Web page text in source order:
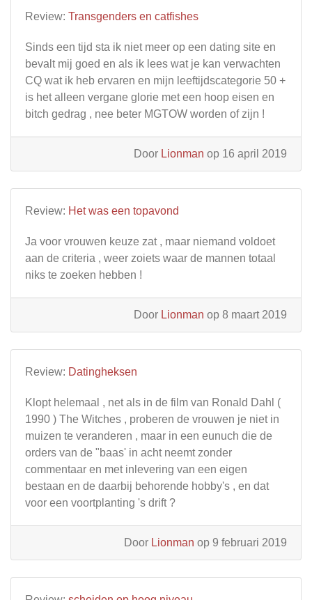
Review: Transgenders en catfishes
Sinds een tijd sta ik niet meer op een dating site en
bevalt mij goed en als ik lees wat je kan verwachten
CQ wat ik heb ervaren en mijn leeftijdscategorie 50 +
is het alleen vergane glorie met een hoop eisen en
bitch gedrag , nee beter MGTOW worden of zijn !
Door Lionman op 16 april 2019
Review: Het was een topavond
Ja voor vrouwen keuze zat , maar niemand voldoet
aan de criteria , weer zoiets waar de mannen totaal
niks te zoeken hebben !
Door Lionman op 8 maart 2019
Review: Datingheksen
Klopt helemaal , net als in de film van Ronald Dahl (
1990 ) The Witches , proberen de vrouwen je niet in
muizen te veranderen , maar in een eunuch die de
orders van de "baas' in acht neemt zonder
commentaar en met inlevering van een eigen
bestaan en de daarbij behorende hobby's , en dat
voor een voortplanting 's drift ?
Door Lionman op 9 februari 2019